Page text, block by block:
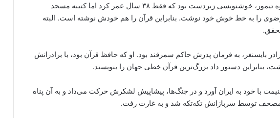
۳ـ بایسنغر میرزا، پسر شاهرخ و نوه تیمور، خوشنویسی زبردست بود که فقط ۳۸ سال عمر کرد اما کتیبه مسجد
را به خط خوش خود نوشت. بنابراین قرآن را هم خودش نوشته است. البته
بایسنغر، به فرمان پدرش حاکم سمرقند بود. او که حافظ قرآن بود، با برادرانش
بنابراین دستور داد بزرگ‌ترین قرآن خطی جهان را بنویسند.
غنیمت با خود به ایران آورد و در جنگ‌ها، پیشاپیش لشکرش حرکت می‌داد و به آن پناه
توسط سربازانش تکه‌تکه شد و به غارت رفت.